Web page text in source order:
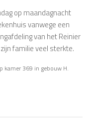
op maandagnacht
vanwege een
van het Reinier
familie veel sterkte.
kamer 369 in gebouw H.